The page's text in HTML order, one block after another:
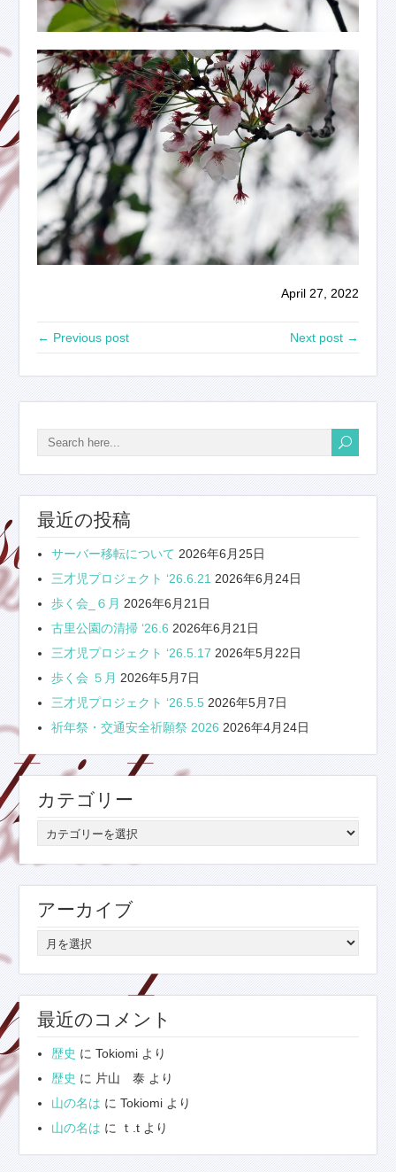
April 27, 2022
← Previous post Next post →
最近の投稿
サーバー移転について 2026年6月25日
三才児プロジェクト ‘26.6.21 2026年6月24日
歩く会_６月 2026年6月21日
古里公園の清掃 ‘26.6 2026年6月21日
三才児プロジェクト ‘26.5.17 2026年5月22日
歩く会 ５月 2026年5月7日
三才児プロジェクト ‘26.5.5 2026年5月7日
祈年祭・交通安全祈願祭 2026 2026年4月24日
カテゴリー
カ
テ
ゴ
リ
ー
アーカイブ
ア
ー
カ
イ
ブ
最近のコメント
歴史 にTokiomi より
歴史 に 片山 泰 より
山の名は にTokiomi より
山の名は に ｔ.t より